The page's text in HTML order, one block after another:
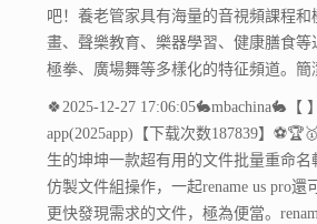
吧！養老管家具有海量的音視頻課程
畫、聲樂教育、樂器學習、健康膳食
極拳、廣場舞等多樣化的特征頻道。
🍀2025-12-27 17:06:05🐇mbachina🐇
app(2025app)【下载次数187839】
生的坤坤一款超有用的文件批量重命
仿製文件組操作，一起rename us pro
更快發現需求的文件，極為便當。